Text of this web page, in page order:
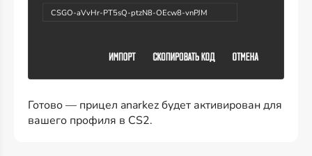
CSGO-aVvHr-PT5sQ-ptzN8-OEcw8-vnPJM
Готово — прицел anarkez будет активирован для
вашего профиля в CS2.